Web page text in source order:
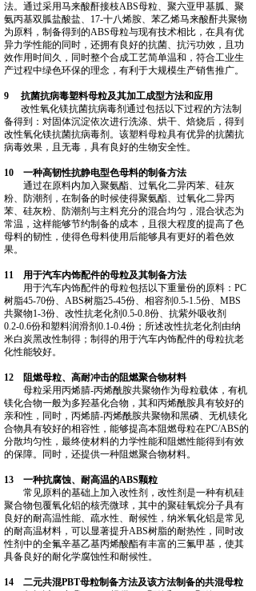
法。通过采用马来酸酐接枝ABS母粒、聚六亚甲基胍、聚
氨丙基双胍盐酸盐、17‑十八烯胺、苯乙烯马来酸酐共聚物
为原料，制备得到的ABS母粒与现有技术相比，在具有优
异力学性能的同时，还拥有良好的抗菌、抗污功效，且功
效作用时间久，同时整个合成工艺简单温和，符合工业生
产过程中绿色环保的理念，有利于大规模生产销售推广。
9 抗菌抗病毒塑料母粒及其加工成型方法和应用
改性氧化镁抗菌抗病毒剂通过包括以下过程的方法制
备得到：对固体沉淀依次进行洗涤、烘干、焙烧后，得到
改性氧化镁抗菌抗病毒剂。该塑料母粒具有优异的抗菌抗
病毒效果，且无毒，具有良好的生物安全性。
10 一种高韧性抗静电型色母料的制备方法
通过在原料内加入聚氨酯、过氧化二异丙苯、硅灰
粉、防潮剂，在制备的时候使得聚氨酯、过氧化二异丙
苯、硅灰粉、防潮剂与主料充分的混合均匀，混合状态为
常温，这样能够节约制备的成本，且很大程度的提高了色
母料的韧性，使得色母料使用后能够具有更好的着色效
果。
11 用于汽车内饰配件的母粒及其制备方法
用于汽车内饰配件的母粒包括以下重量份的原料：PC
树脂45‑70份、ABS树脂25‑45份、相容剂0.5‑1.5份、MBS
共聚物1‑3份、改性抗老化剂0.5‑0.8份、抗紫外吸收剂
0.2‑0.6份和塑料润滑剂0.1‑0.4份；所述改性抗老化剂由纳
米白炭黑改性制得；制得的用于汽车内饰配件的母粒抗老
化性能较好。
12 阻燃母粒、高耐冲击的阻燃聚合物材料
母粒采用丙烯腈‑丙烯酰胺共聚物作为母粒载体，有机
镁化合物一般为多羟基化合物，其和丙烯酰胺具有较好的
亲和性，同时，丙烯腈‑丙烯酰胺共聚物和黑磷、无机镁化
合物具有较好的相容性，能够提高本阻燃母粒在PC/ABS的
分散均匀性，最终使材料的力学性能和阻燃性能得到有效
的保障。同时，还提供一种阻燃聚合物材料。
13 一种抗腐蚀、耐高温的ABS颗粒
常见原料的基础上加入改性剂，改性剂是一种有机硅
聚合物包覆氧化铝的核壳微球，其中的聚硅氧烷分子具有
良好的耐高温性能、疏水性、耐候性，纳米氧化铝是常见
的耐高温材料，可以显著提升ABS树脂的耐热性，同时改
性剂中的全氟辛基乙基丙烯酸酯有丰富的三氟甲基，使其
具备良好的耐化学腐蚀性和耐候性。
14 二元共混PBT母粒制备方法及该方法制备的共混母粒